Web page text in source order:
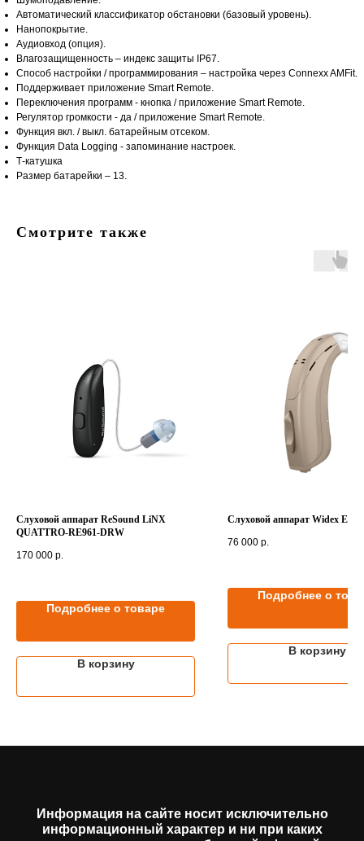
Автоматический классификатор обстановки (базовый уровень).
Нанопокрытие.
Аудиовход (опция).
Влагозащищенность – индекс защиты IP67.
Способ настройки / программирования – настройка через Connexx AMFit.
Поддерживает приложение Smart Remote.
Переключения программ - кнопка / приложение Smart Remote.
Регулятор громкости - да / приложение Smart Remote.
Функция вкл. / выкл. батарейным отсеком.
Функция Data Logging - запоминание настроек.
Т-катушка
Размер батарейки – 13.
Смотрите также
Слуховой аппарат ReSound LiNX
QUATTRO-RE961-DRW
170 000 р.
Подробнее о товаре
В корзину
Слуховой аппарат Widex E-PA
76 000 р.
Подробнее о
В корзину
Информация на сайте носит исключительно
информационный характер и ни при каких